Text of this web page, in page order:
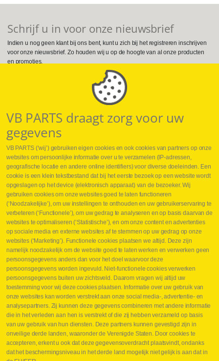
Schrijf u in voor onze nieuwsbrief
Indien u nog geen klant bij ons bent, kunt u zich bij het registreren inschrijven
voor onze nieuwsbrief. Zo houden wij u op de hoogte van al onze producten
en promoties.
Volg ons op Social Media
Webshop
Nieuws
Jobs
Contact
Leveringen
Drukcontrole set
Persmaten
Herstellen cilinders
Hoe opmeten?
Hydrogroepen
Hydraulische slangen
Contact VB Parts
Abraham Hansstraat 7 ,B-8800 Roeselare
Tel. +32 (0)51 24 06 05
E-mail info@vbparts.be
⏳ Laatste maand Webtec-promotie!
VB PARTS draagt zorg voor uw
gegevens
VB PARTS (‘wij’) gebruiken eigen cookies en ook cookies van partners op onze
websites om persoonlijke informatie over u te verzamelen (IP-adressen,
geografische locatie en andere online identifiers) voor diverse doeleinden. Een
cookie is een klein tekstbestand dat bij het eerste bezoek op een website wordt
opgeslagen op het device (elektronisch apparaat) van de bezoeker. Wij
gebruiken cookies om onze websites goed te laten functioneren
(‘Noodzakelijke’), om uw instellingen te onthouden en uw gebruikerservaring te
verbeteren (‘Functionele’), om uw gedrag te analyseren en op basis daarvan de
websites te optimaliseren (‘Statistische’), en om onze content en advertenties
op sociale media en externe websites af te stemmen op uw gedrag op onze
websites (‘Marketing’). Functionele cookies plaatsen we altijd. Deze zijn
namelijk noodzakelijk om de website goed te laten werken en verwerken geen
persoonsgegevens anders dan voor het doel waarvoor deze
persoonsgegevens worden ingevuld. Niet-functionele cookies verwerken
persoonsgegevens buiten uw zichtsveld. Daarom vragen wij altijd uw
toestemming voor wij deze cookies plaatsen. Informatie over uw gebruik van
onze websites kan worden verstrekt aan onze social media-, advertentie- en
analysepartners. Zij kunnen deze gegevens combineren met andere informatie
die in het verleden aan hen is verstrekt of die zij hebben verzameld op basis
van uw gebruik van hun diensten. Deze partners kunnen gevestigd zijn in
onveilige derde landen, waaronder de Verenigde Staten. Door cookies te
accepteren, erkent u ook dat deze gegevensoverdracht plaatsvindt, ondanks
dat het beschermingsniveau in het derde land mogelijk niet gelijk is aan dat in